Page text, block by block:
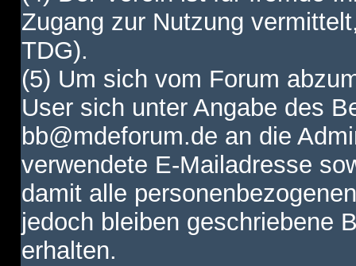
Zugang zur Nutzung
TDG).
(5) Um sich vom Forum
User sich unter Angabe des
bb@mdeforum.de an die
verwendete E-Mailadresse
damit alle
jedoch bleiben geschriebene
erhalten.